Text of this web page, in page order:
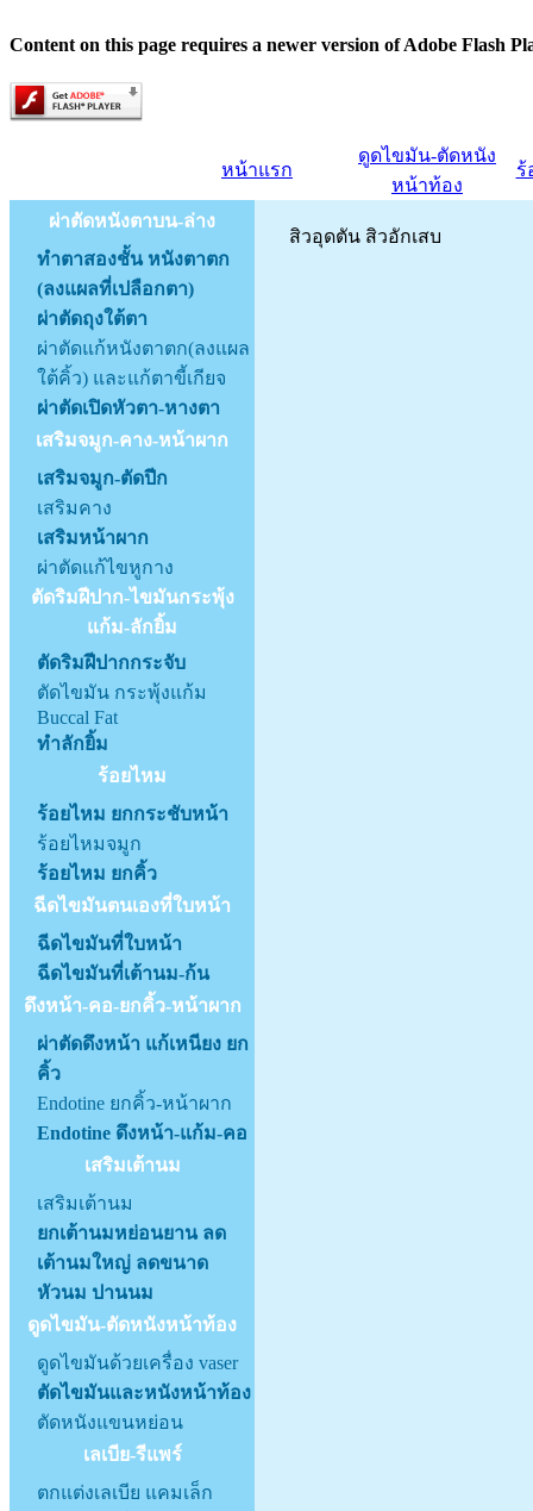
Content on this page requires a newer version of Adobe Flash
หน้าแรก
ดูดไขมัน-ตัดหนัง
หน้าท้อง
ร้
ผ่าตัดหนังตาบน-ล่าง
ทำตาสองชั้น หนังตาตก
(ลงแผลที่เปลือกตา)
ผ่าตัดถุงใต้ตา
ผ่าตัดแก้หนังตาตก(ลงแผล
ใต้คิ้ว) และแก้ตาขี้เกียจ
ผ่าตัดเปิดหัวตา-หางตา
เสริมจมูก-คาง-หน้าผาก
เสริมจมูก-ตัดปีก
เสริมคาง
เสริมหน้าผาก
ผ่าตัดแก้ไขหูกาง
ตัดริมฝีปาก-ไขมันกระพุ้ง
แก้ม-ลักยิ้ม
ตัดริมฝีปากกระจับ
ตัดไขมัน กระพุ้งแก้ม
Buccal Fat
ทำลักยิ้ม
ร้อยไหม
ร้อยไหม ยกกระชับหน้า
ร้อยไหมจมูก
ร้อยไหม ยกคิ้ว
ฉีดไขมันตนเองที่ใบหน้า
ฉีดไขมันที่ใบหน้า
ฉีดไขมันที่เต้านม-ก้น
ดึงหน้า-คอ-ยกคิ้ว-หน้าผาก
ผ่าตัดดึงหน้า แก้เหนียง ยก
คิ้ว
Endotine ยกคิ้ว-หน้าผาก
Endotine ดึงหน้า-แก้ม-คอ
เสริมเต้านม
เสริมเต้านม
ยกเต้านมหย่อนยาน ลด
เต้านมใหญ่ ลดขนาด
หัวนม ปานนม
ดูดไขมัน-ตัดหนังหน้าท้อง
ดูดไขมันด้วยเครื่อง vaser
ตัดไขมันและหนังหน้าท้อง
ตัดหนังแขนหย่อน
เลเบีย-รีแพร์
ตกแต่งเลเบีย แคมเล็ก
สิวอุดตัน สิวอักเสบ